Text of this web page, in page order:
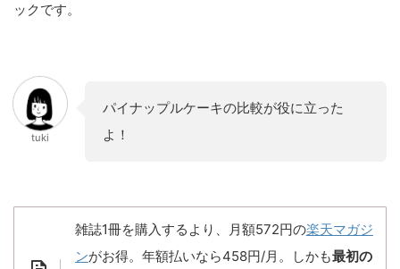
ックです。
tuki
パイナップルケーキの比較が役に立った
よ！
雑誌1冊を購入するより、月額572円の楽天マガジ
ンがお得。年額払いなら458円/月。しかも最初の